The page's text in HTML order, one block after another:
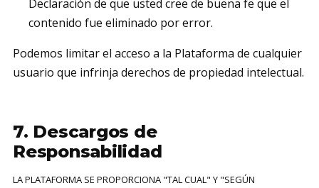
Declaración de que usted cree de buena fe que el
contenido fue eliminado por error.
Podemos limitar el acceso a la Plataforma de cualquier
usuario que infrinja derechos de propiedad intelectual.
7. Descargos de
Responsabilidad
LA PLATAFORMA SE PROPORCIONA "TAL CUAL" Y "SEGÚN